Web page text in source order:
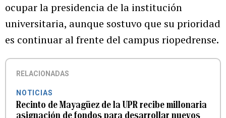
ocupar la presidencia de la institución
universitaria, aunque sostuvo que su prioridad
es continuar al frente del campus riopedrense.
RELACIONADAS
NOTICIAS
Recinto de Mayagüez de la UPR recibe millonaria
asignación de fondos para desarrollar nuevos